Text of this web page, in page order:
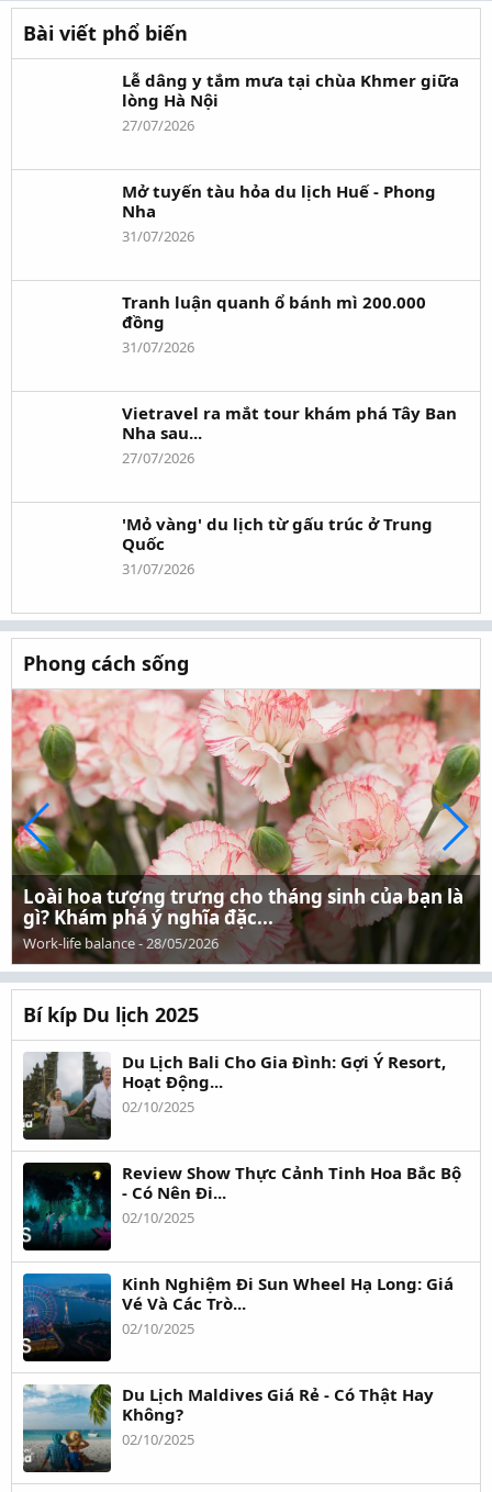
Bài viết phổ biến
Lễ dâng y tắm mưa tại chùa Khmer giữa
lòng Hà Nội
27/07/2026
Mở tuyến tàu hỏa du lịch Huế - Phong
Nha
31/07/2026
Tranh luận quanh ổ bánh mì 200.000
đồng
31/07/2026
Vietravel ra mắt tour khám phá Tây Ban
Nha sau...
27/07/2026
'Mỏ vàng' du lịch từ gấu trúc ở Trung
Quốc
31/07/2026
Phong cách sống
Loài hoa tượng trưng cho tháng sinh của bạn là
gì? Khám phá ý nghĩa đặc...
Work-life balance-28/05/2026
Bí kíp Du lịch 2025
Du Lịch Bali Cho Gia Đình: Gợi Ý Resort,
Hoạt Động...
02/10/2025
Review Show Thực Cảnh Tinh Hoa Bắc Bộ
- Có Nên Đi...
02/10/2025
Kinh Nghiệm Đi Sun Wheel Hạ Long: Giá
Vé Và Các Trò...
02/10/2025
Du Lịch Maldives Giá Rẻ - Có Thật Hay
Không?
02/10/2025